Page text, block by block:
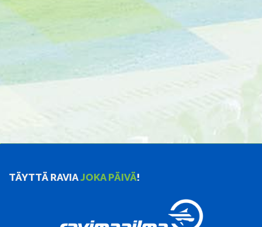
TÄYTTÄ RAVIAJOKA PÄIVÄ!